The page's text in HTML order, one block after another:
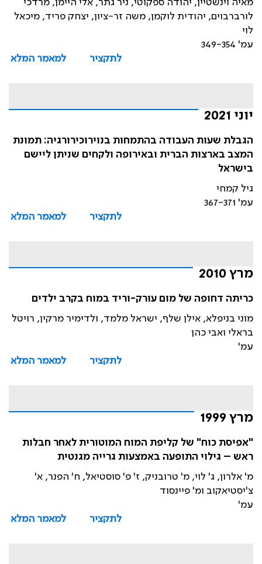
מאיה וינשטיין, יהודה ספקוטי, ניר גתר, אלי היימן, מרדכי
לורברבוים, יהודית לוקמן, משה זר-ציון, יצחק פריד, מיכאל
לוי
עמ' 349-354
לתקציר
למאמר המלא
יוני 2021
הגבלת שעות העבודה בהתמחות בנוירוכירורגיה: תמונת
המצב בארצות הברית ובאירופה ולקחים שניתן ליישם
בישראל
גיל קמחי
עמ' 367-371
לתקציר
למאמר המלא
מרץ 2010
כריתה דחופה של מום עורק-וריד במוח בקרב ילדים
מוני בניפלא, אילן שלף, ישראל מלמד, ולדימיר מרקין, רויטל
בראלי ואבי כהן
עמ'
לתקציר
למאמר המלא
מרץ 1999
"אפיסת כוח" של קליפת המוח המוטורית לאחר חבלות
ראש – גילוי התופעה באמצעות גרייה מגנטית
מ' אלרון, ג' לוי, מ' טרובניק, ז' פ' סוסטיאל, ח' הפנר, א'
צ'יסטיאקוב ומ' פיינסוד
עמ'
לתקציר
למאמר המלא